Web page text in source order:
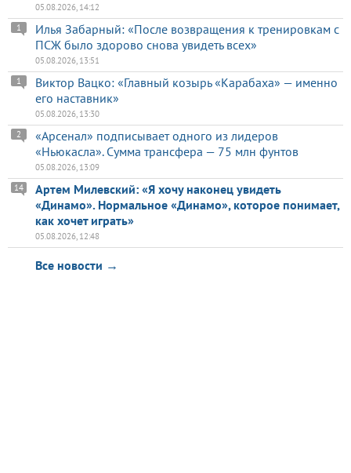
05.08.2026, 14:12
Илья Забарный: «После возвращения к тренировкам с
ПСЖ было здорово снова увидеть всех»
1
05.08.2026, 13:51
Виктор Вацко: «Главный козырь «Карабаха» — именно
его наставник»
1
05.08.2026, 13:30
«Арсенал» подписывает одного из лидеров
«Ньюкасла». Сумма трансфера — 75 млн фунтов
2
05.08.2026, 13:09
Артем Милевский: «Я хочу наконец увидеть
«Динамо». Нормальное «Динамо», которое понимает,
как хочет играть»
14
05.08.2026, 12:48
Все новости →